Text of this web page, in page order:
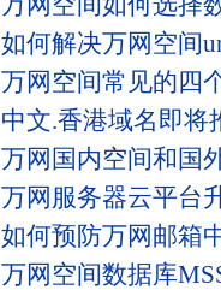
如何解决万网空间
万网空间常见的四
中文.香港域名即将
万网国内空间和国
万网服务器云平台
如何预防万网邮箱
万网空间数据库